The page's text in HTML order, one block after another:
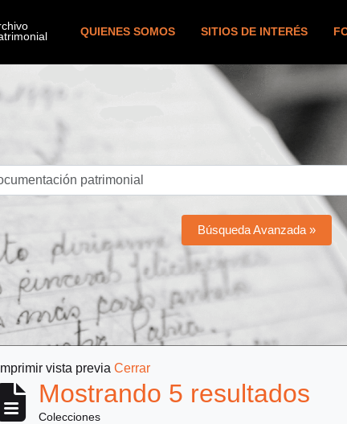
QUIENES SOMOS SITIOS DE INTERÉS
Búsqueda Avanzada »
Imprimir vista previa Cerrar
Mostrando 5 resultados
Colecciones